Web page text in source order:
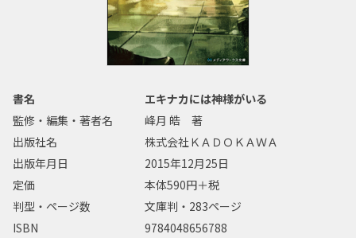
書名
エキナカには神様がいる
監修・編集・著者名
峰月 皓 著
出版社名
株式会社ＫＡＤＯＫＡＷＡ
出版年月日
2015年12月25日
定価
本体590円＋税
判型・ページ数
文庫判・283ページ
ISBN
9784048656788